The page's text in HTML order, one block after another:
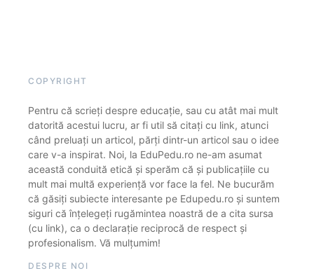
COPYRIGHT
Pentru că scrieți despre educație, sau cu atât mai mult
datorită acestui lucru, ar fi util să citați cu link, atunci
când preluați un articol, părți dintr-un articol sau o idee
care v-a inspirat. Noi, la EduPedu.ro ne-am asumat
această conduită etică și sperăm că și publicațiile cu
mult mai multă experiență vor face la fel. Ne bucurăm
că găsiți subiecte interesante pe Edupedu.ro și suntem
siguri că înțelegeți rugămintea noastră de a cita sursa
(cu link), ca o declarație reciprocă de respect și
profesionalism. Vă mulțumim!
DESPRE NOI